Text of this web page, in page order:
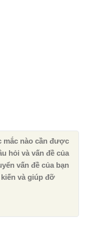
mắc nào cần được
hỏi và vấn đề của
vấn đề của bạn
​​và giúp đỡ